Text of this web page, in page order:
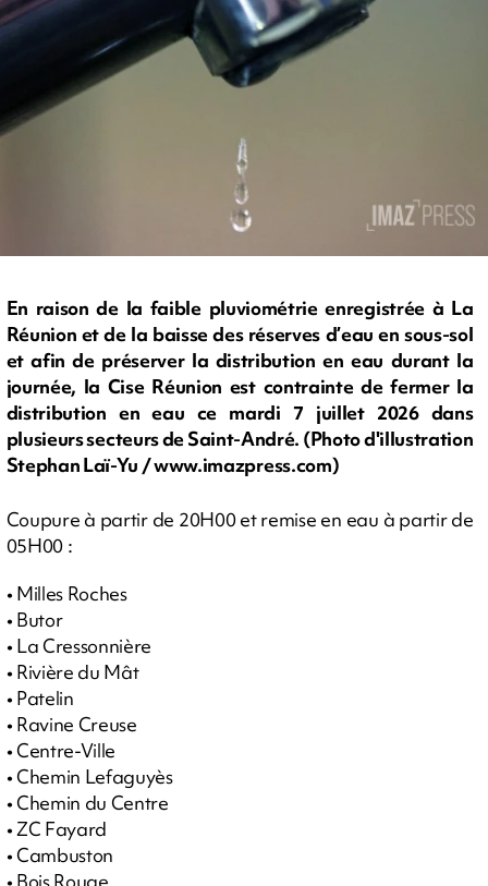
En raison de la faible pluviométrie enregistrée à La
Réunion et de la baisse des réserves d’eau en sous-sol
et afin de préserver la distribution en eau durant la
journée, la Cise Réunion est contrainte de fermer la
distribution en eau ce mardi 7 juillet 2026 dans
plusieurs secteurs de Saint-André. (Photo d'illustration
Stephan Laï-Yu / www.imazpress.com)
Coupure à partir de 20H00 et remise en eau à partir de
05H00 :
• Milles Roches
• Butor
• La Cressonnière
• Rivière du Mât
• Patelin
• Ravine Creuse
• Centre-Ville
• Chemin Lefaguyès
• Chemin du Centre
• ZC Fayard
• Cambuston
• Bois Rouge